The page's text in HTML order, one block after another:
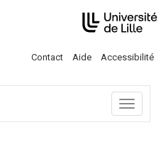
Contact Aide Accessibilité
Menu